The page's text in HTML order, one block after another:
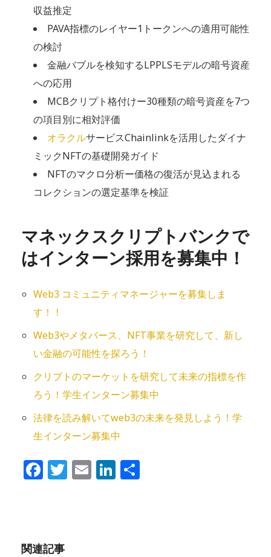
収益推定
PAVA指標のレイヤー1トークンへの適用可能性
の検討
金融バブルを検知するLPPLSモデルの暗号資産
への応用
MCBクリプト格付けー30種類の暗号資産を7つ
の項目別に相対評価
オラクルサービスChainlinkを活用したダイナ
ミックNFTの基礎開発ガイド
NFTのマクロ分析ー価格の復活が見込まれる
コレクションの選定基準を検証
マネックスクリプトバンクで
はインターン採用を募集中！
Web3 コミュニティマネージャーを募集しま
す！！
Web3やメタバース、NFT事業を研究して、新し
い金融の可能性を探ろう！
クリプトのマーケットを研究して未来の指標を作
ろう！学生インターン募集中
法律を読み解いてweb3の未来を発⾒しよう！学
生インターン募集中
Facebook
Twitter
EmailLinkedIn
関連記事